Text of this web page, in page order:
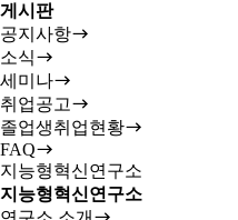
게시판
공지사항
소식
세미나
취업공고
졸업생취업현황
FAQ
지능형혁신연구소
지능형혁신연구소